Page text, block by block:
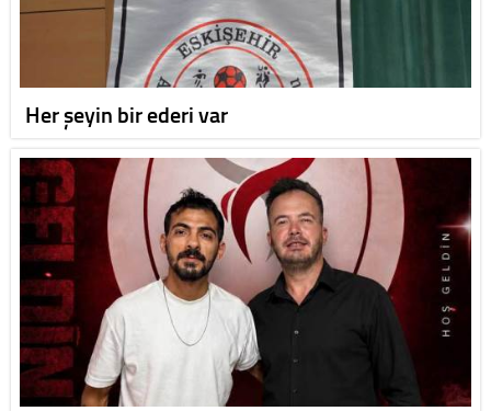
Her şeyin bir ederi var